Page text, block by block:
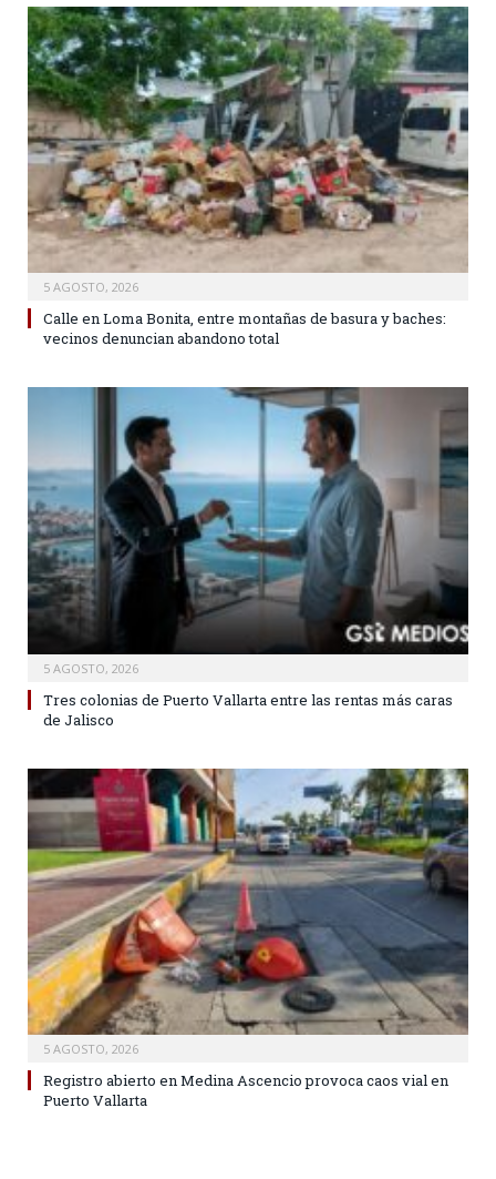
5 AGOSTO, 2026
Calle en Loma Bonita, entre montañas de basura y baches:
vecinos denuncian abandono total
5 AGOSTO, 2026
Tres colonias de Puerto Vallarta entre las rentas más caras
de Jalisco
5 AGOSTO, 2026
Registro abierto en Medina Ascencio provoca caos vial en
Puerto Vallarta